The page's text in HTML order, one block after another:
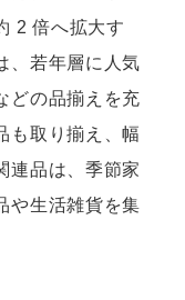
2 倍へ拡大す
、若年層に人気
どの品揃えを充
も取り揃え、幅
連品は、季節家
や生活雑貨を集